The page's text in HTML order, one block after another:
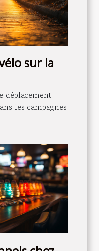
sur la
déplacement
les campagnes